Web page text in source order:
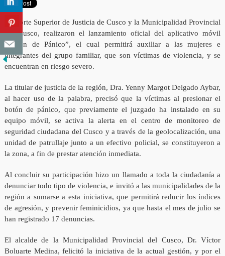
La Corte Superior de Justicia de Cusco y la Municipalidad Provincial
del Cusco, realizaron el lanzamiento oficial del aplicativo móvil
“Botón de Pánico”, el cual permitirá auxiliar a las mujeres e
integrantes del grupo familiar, que son víctimas de violencia, y se
encuentran en riesgo severo.
La titular de justicia de la región, Dra. Yenny Margot Delgado Aybar,
al hacer uso de la palabra, precisó que la víctimas al presionar el
botón de pánico, que previamente el juzgado ha instalado en su
equipo móvil, se activa la alerta en el centro de monitoreo de
seguridad ciudadana del Cusco y a través de la geolocalización, una
unidad de patrullaje junto a un efectivo policial, se constituyeron a
la zona, a fin de prestar atención inmediata.
Al concluir su participación hizo un llamado a toda la ciudadanía a
denunciar todo tipo de violencia, e invitó a las municipalidades de la
región a sumarse a esta iniciativa, que permitirá reducir los índices
de agresión, y prevenir feminicidios, ya que hasta el mes de julio se
han registrado 17 denuncias.
El alcalde de la Municipalidad Provincial del Cusco, Dr. Víctor
Boluarte Medina, felicitó la iniciativa de la actual gestión, y por el